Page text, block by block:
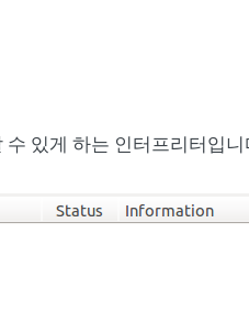
있게 하는 인터프리터입